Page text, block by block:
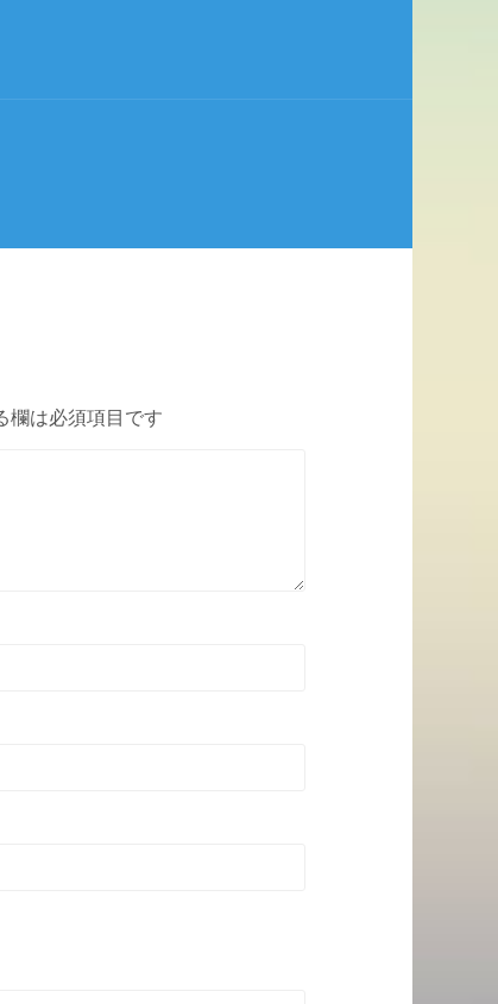
欄は必須項目です